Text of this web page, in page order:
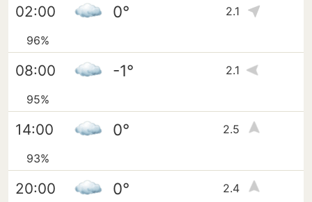
02:00 0° 2.1
96%
08:00 -1° 2.1
95%
14:00 0° 2.5
93%
20:00 0° 2.4